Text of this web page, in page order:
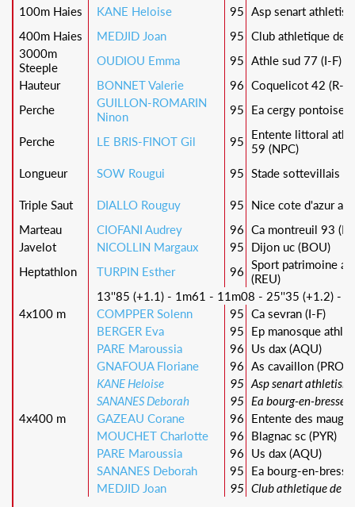
100m Haies KANE Heloise 95 Asp senart
400m Haies
MEDJID Joan 95 Club athletique de
3000m
Steeple
OUDIOU Emma 95 Athle sud 77 (I-F)
Hauteur
BONNET Valerie 96 Coquelicot 42 (R-A)
Perche
GUILLON-ROMARIN
Ninon
95 Ea cergy pontoise
Perche LE BRIS-FINOT Gil 95
Entente littoral
59 (NPC)
Longueur
SOW Rougui 95 Stade sottevillais
Triple Saut DIALLO Rouguy 95
Nice cote d'azur
Marteau
CIOFANI Audrey 96 Ca montreuil 93 (I-
Javelot
NICOLLIN Margaux 95
Dijon uc (BOU)
Heptathlon
TURPIN Esther 96 Sport patrimoine
(REU)
13''85 (+1.1) - 1m61 - 11m08 - 25''35 (+1.2) -
4x100 m
COMPPER Solenn 95 Ca sevran (I-F)
BERGER Eva
95
Ep manosque
PARE Maroussia
96
Us dax (AQU)
GNAFOUA Floriane
96 As cavaillon (PRO)
KANE Heloise
95 Asp senart
SANANES Deborah
95 Ea bourg-en-bresse
4x400 m
GAZEAU Corane 96
Entente des
MOUCHET Charlotte
96
Blagnac sc (PYR)
PARE Maroussia
96
Us dax (AQU)
SANANES Deborah
95
Ea bourg-en-
MEDJID Joan
95 Club athletique de l